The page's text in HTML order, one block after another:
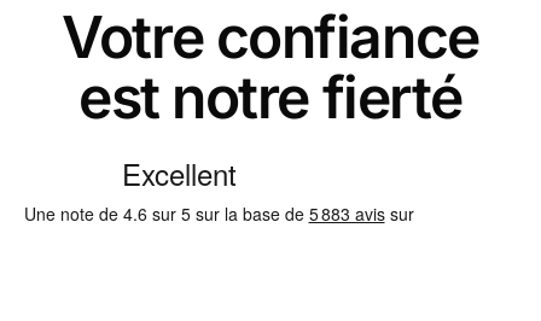
Votre confiance
est notre fierté